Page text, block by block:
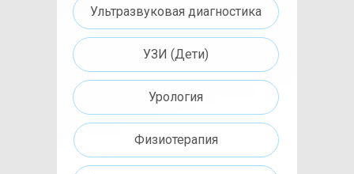
Физиотерапия
Ультразвуковая диагностика
УЗИ (Дети)
Урология